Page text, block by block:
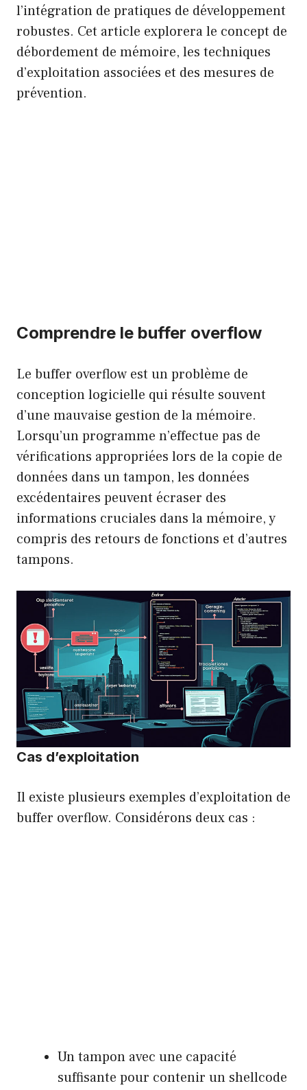
l’intégration de pratiques de développement
robustes. Cet article explorera le concept de
débordement de mémoire, les techniques
d’exploitation associées et des mesures de
prévention.
Comprendre le buffer overflow
Le buffer overflow est un problème de
conception logicielle qui résulte souvent
d’une mauvaise gestion de la mémoire.
Lorsqu’un programme n’effectue pas de
vérifications appropriées lors de la copie de
données dans un tampon, les données
excédentaires peuvent écraser des
informations cruciales dans la mémoire, y
compris des retours de fonctions et d’autres
tampons.
Cas d’exploitation
Il existe plusieurs exemples d’exploitation de
buffer overflow. Considérons deux cas :
Un tampon avec une capacité
suffisante pour contenir un shellcode